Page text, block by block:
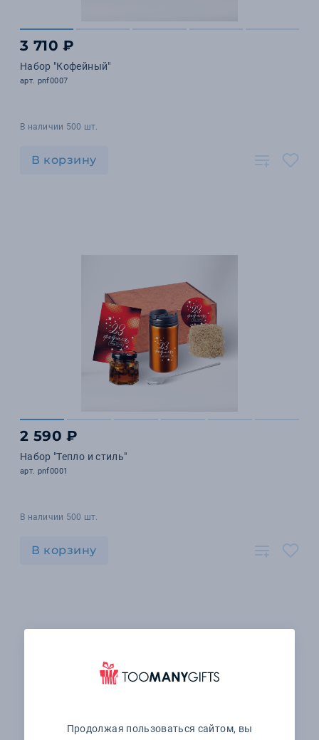
3 710 ₽
Набор "Кофейный"
арт. pnf0007
В наличии 500 шт.
В корзину
2 590 ₽
Набор "Тепло и стиль"
арт. pnf0001
В наличии 500 шт.
В корзину
Продолжая пользоваться сайтом, вы